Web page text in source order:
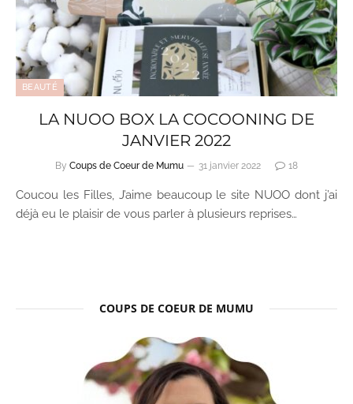
BEAUTÉ
LA NUOO BOX LA COCOONING DE
JANVIER 2022
By Coups de Coeur de Mumu 31 janvier 2022 18
Coucou les Filles, J’aime beaucoup le site NUOO dont j’ai
déjà eu le plaisir de vous parler à plusieurs reprises…
COUPS DE COEUR DE MUMU